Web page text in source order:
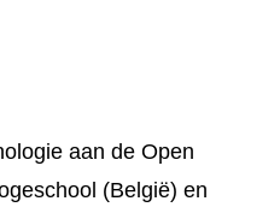
aan de Open
(België) en